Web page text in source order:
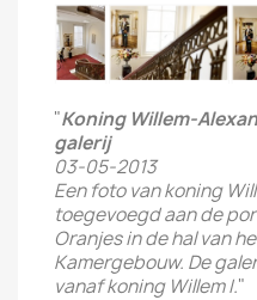
"Koning Willem-
galerij
03-05-2013
Een foto van koning
toegevoegd aan de
Oranjes in de hal van
Kamergebouw. De
vanaf koning Willem I."